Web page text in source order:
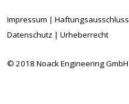
Impressum | Haftungsausschluss
Datenschutz | Urheberrecht
© 2018 Noack Engineering GmbH